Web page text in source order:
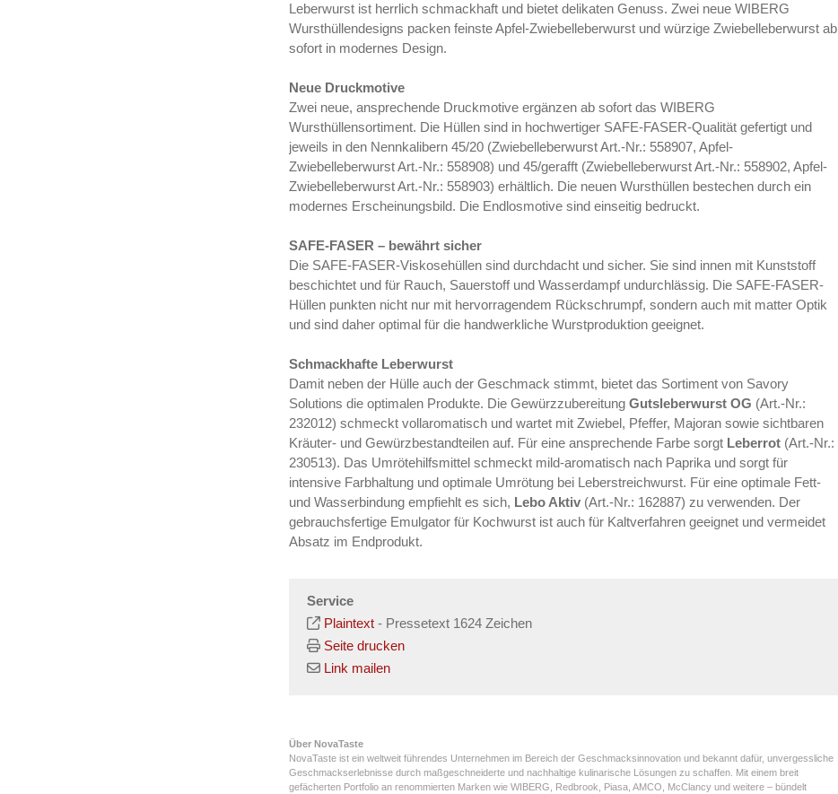
Leberwurst ist herrlich schmackhaft und bietet delikaten Genuss. Zwei neue WIBERG
Wursthüllendesigns packen feinste Apfel-Zwiebelleberwurst und würzige Zwiebelleberwurst ab
sofort in modernes Design.
Neue Druckmotive
Zwei neue, ansprechende Druckmotive ergänzen ab sofort das WIBERG
Wursthüllensortiment. Die Hüllen sind in hochwertiger SAFE-FASER-Qualität gefertigt und
jeweils in den Nennkalibern 45/20 (Zwiebelleberwurst Art.-Nr.: 558907, Apfel-
Zwiebelleberwurst Art.-Nr.: 558908) und 45/gerafft (Zwiebelleberwurst Art.-Nr.: 558902, Apfel-
Zwiebelleberwurst Art.-Nr.: 558903) erhältlich. Die neuen Wursthüllen bestechen durch ein
modernes Erscheinungsbild. Die Endlosmotive sind einseitig bedruckt.
SAFE-FASER – bewährt sicher
Die SAFE-FASER-Viskosehüllen sind durchdacht und sicher. Sie sind innen mit Kunststoff
beschichtet und für Rauch, Sauerstoff und Wasserdampf undurchlässig. Die SAFE-FASER-
Hüllen punkten nicht nur mit hervorragendem Rückschrumpf, sondern auch mit matter Optik
und sind daher optimal für die handwerkliche Wurstproduktion geeignet.
Schmackhafte Leberwurst
Damit neben der Hülle auch der Geschmack stimmt, bietet das Sortiment von Savory
Solutions die optimalen Produkte. Die Gewürzzubereitung Gutsleberwurst OG (Art.-Nr.:
232012) schmeckt vollaromatisch und wartet mit Zwiebel, Pfeffer, Majoran sowie sichtbaren
Kräuter- und Gewürzbestandteilen auf. Für eine ansprechende Farbe sorgt Leberrot (Art.-Nr.:
230513). Das Umrötehilfsmittel schmeckt mild-aromatisch nach Paprika und sorgt für
intensive Farbhaltung und optimale Umrötung bei Leberstreichwurst. Für eine optimale Fett-
und Wasserbindung empfiehlt es sich, Lebo Aktiv (Art.-Nr.: 162887) zu verwenden. Der
gebrauchsfertige Emulgator für Kochwurst ist auch für Kaltverfahren geeignet und vermeidet
Absatz im Endprodukt.
Service
Plaintext - Pressetext 1624 Zeichen
Seite drucken
Link mailen
Über NovaTaste
NovaTaste ist ein weltweit führendes Unternehmen im Bereich der Geschmacksinnovation und bekannt dafür, unvergessliche
Geschmackserlebnisse durch maßgeschneiderte und nachhaltige kulinarische Lösungen zu schaffen. Mit einem breit
gefächerten Portfolio an renommierten Marken wie WIBERG, Redbrook, Piasa, AMCO, McClancy und weitere – bündelt